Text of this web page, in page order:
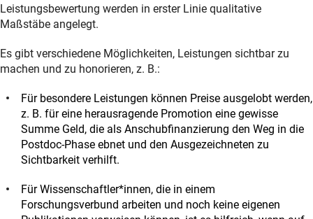
Leistungsbewertung werden in erster Linie qualitative
Maßstäbe angelegt.
Es gibt verschiedene Möglichkeiten, Leistungen sichtbar zu
machen und zu honorieren, z. B.:
Für besondere Leistungen können Preise ausgelobt werden,
z. B. für eine herausragende Promotion eine gewisse
Summe Geld, die als Anschubfinanzierung den Weg in die
Postdoc-Phase ebnet und den Ausgezeichneten zu
Sichtbarkeit verhilft.
Für Wissenschaftler*innen, die in einem
Forschungsverbund arbeiten und noch keine eigenen